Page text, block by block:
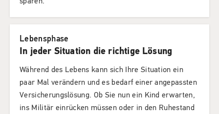
Lebensphase
In jeder Situation die richtige Lösung
Während des Lebens kann sich Ihre Situation ein
paar Mal verändern und es bedarf einer angepassten
Versicherungslösung. Ob Sie nun ein Kind erwarten,
ins Militär einrücken müssen oder in den Ruhestand